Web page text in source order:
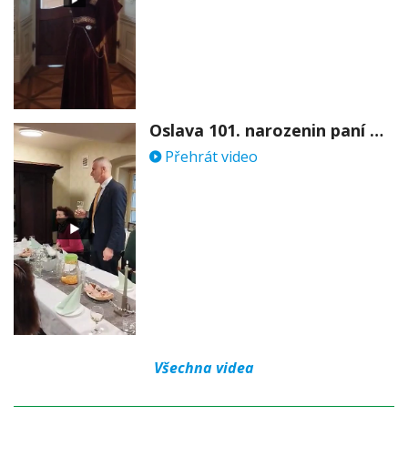
Oslava 101. narozenin paní Věry Skořepové
Přehrát video
Všechna videa